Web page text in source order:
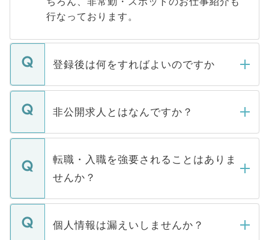
行なっております。
登録後は何をすればよいのですか
ご登録いただきましたら、弊社担当者がご
登録内容を確認し、その後メールもしくは
ます。通常、5営業日以内にはご連絡をせて
いただきますので、しばらくお待ちくださ
非公開求人とはなんですか？
マイナビDOCTORで取り扱っている求人の
うち約3割は、Webサイトからご覧いただ
けない「非公開求人」です。非公開求人は
下記の理由によって、一般には公開してい
ません。
■応募殺到を避けるため 人気のある医療機
転職・入職を強要されることはありま
せんか？
転職・入職を強要することは一切ありませ
ん。また、仮に応募先から内定をいただい
個人情報は漏えいしませんか？